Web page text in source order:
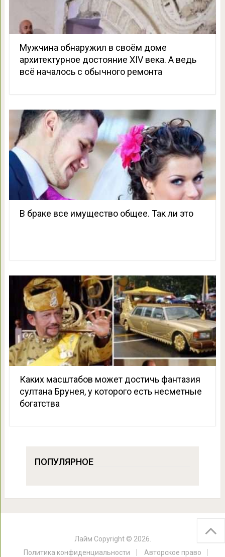
Мужчина обнаружил в своём доме
архитектурное достояние XIV века. А ведь
всё началось с обычного ремонта
В браке все имущество общее. Так ли это
Каких масштабов может достичь фантазия
султана Брунея, у которого есть несметные
богатства
ПОПУЛЯРНОЕ
Лайм Copyright © 2026.
Политика конфиденциальности
Авторское право